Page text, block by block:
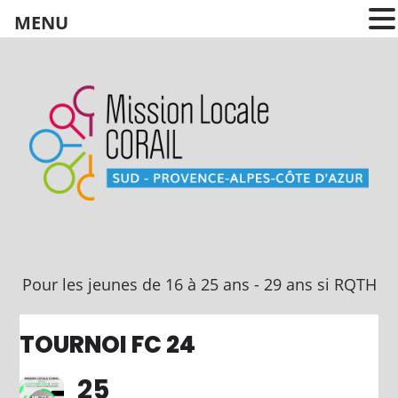
Pour les jeunes
de 16 à 25 ans
Pour les jeunes de 16 à 25 ans - 29 ans si RQTH
TOURNOI FC 24
25
MENU